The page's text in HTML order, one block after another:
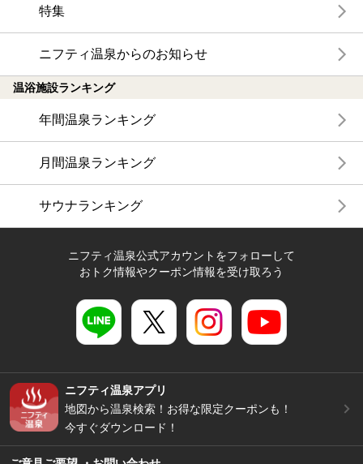
特集
ニフティ温泉からのお知らせ
温浴施設ランキング
年間温泉ランキング
月間温泉ランキング
サウナランキング
ニフティ温泉公式アカウントをフォローして
おトク情報やクーポン情報を受け取ろう
ニフティ温泉アプリ
地図から温泉検索！お得な限定クーポンも！
今すぐダウンロード！